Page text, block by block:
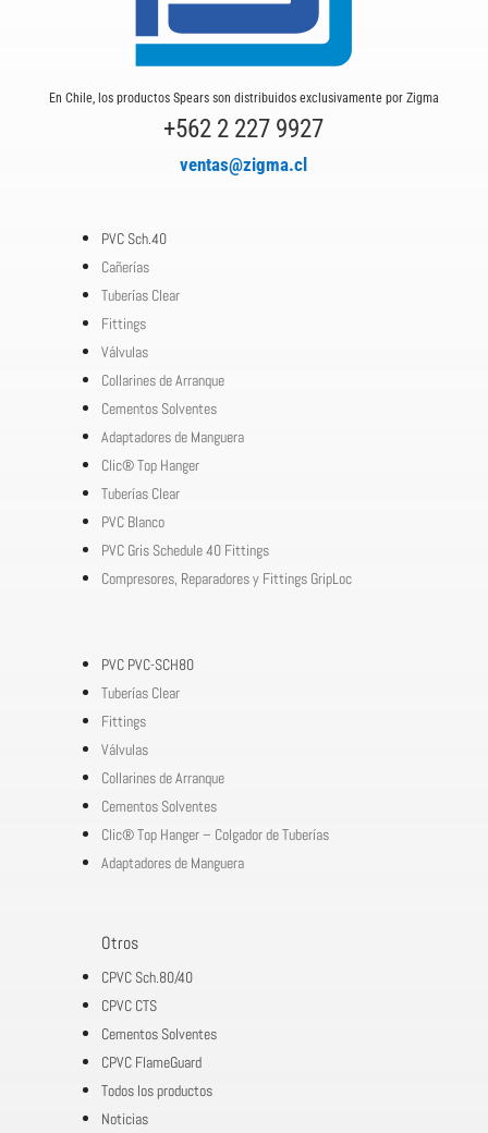
En Chile, los productos Spears son distribuidos exclusivamente por Zigma
+562 2 227 9927
ventas@zigma.cl
PVC Sch.40
Cañerías
Tuberías Clear
Fittings
Válvulas
Collarines de Arranque
Cementos Solventes
Adaptadores de Manguera
Clic® Top Hanger
Tuberías Clear
PVC Blanco
PVC Gris Schedule 40 Fittings
Compresores, Reparadores y Fittings GripLoc
PVC PVC-SCH80
Tuberías Clear
Fittings
Válvulas
Collarines de Arranque
Cementos Solventes
Clic® Top Hanger – Colgador de Tuberías
Adaptadores de Manguera
Otros
CPVC Sch.80/40
CPVC CTS
Cementos Solventes
CPVC FlameGuard
Todos los productos
Noticias